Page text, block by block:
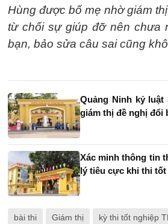
Hùng được bố mẹ nhờ giám
từ chối sự giúp đỡ nên chưa
bạn, bảo sửa câu sai cũng
Quảng Ninh kỷ
giám thị đề nghị đổi
Xác minh thông tin
lý tiêu cực khi thi tốt
bài thi Giám thị kỳ thi tốt nghiệp